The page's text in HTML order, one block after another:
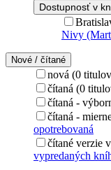
Dostupnosť v
Nivy
Nové / čítané
nová (0
čítaná (0
čítaná -
čítaná -
opotrebovaná
čítané verzie
vypredaných